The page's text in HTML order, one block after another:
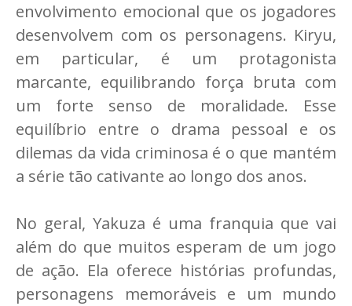
envolvimento emocional que os jogadores
desenvolvem com os personagens. Kiryu,
em particular, é um protagonista
marcante, equilibrando força bruta com
um forte senso de moralidade. Esse
equilíbrio entre o drama pessoal e os
dilemas da vida criminosa é o que mantém
a série tão cativante ao longo dos anos.
No geral, Yakuza é uma franquia que vai
além do que muitos esperam de um jogo
de ação. Ela oferece histórias profundas,
personagens memoráveis e um mundo